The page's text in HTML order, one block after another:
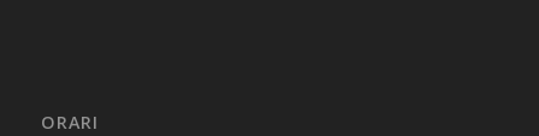
ORARI